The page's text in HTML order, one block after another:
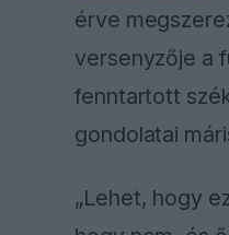
érve
versenyzője a
fenntartott
gondolatai
„Lehet, hogy